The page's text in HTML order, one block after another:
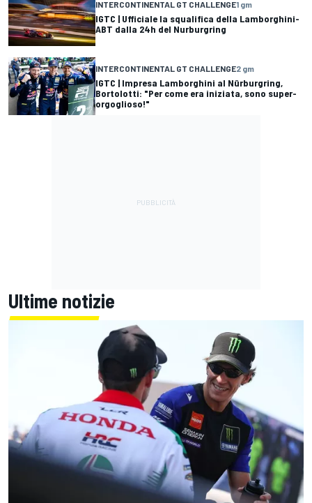
INTERCONTINENTAL GT CHALLENGE1 gm
IGTC | Ufficiale la squalifica della Lamborghini-
ABT dalla 24h del Nurburgring
INTERCONTINENTAL GT CHALLENGE2 gm
IGTC | Impresa Lamborghini al Nürburgring,
Bortolotti: "Per come era iniziata, sono super-
orgoglioso!"
Ultime notizie